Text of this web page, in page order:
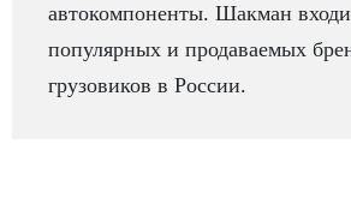
автокомпоненты. Шакман
популярных и продаваемых
грузовиков в России.